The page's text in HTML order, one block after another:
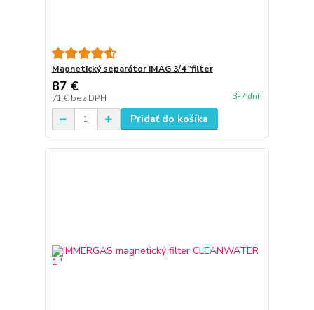
Magnetický separátor IMAG 3/4 "filter
87 €
71 € bez DPH 3-7 dní
Pridať do košíka